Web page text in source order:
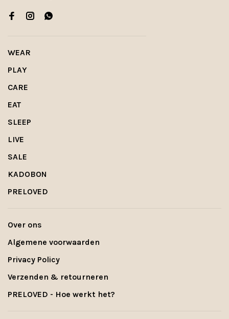
WEAR
PLAY
CARE
EAT
SLEEP
LIVE
SALE
KADOBON
PRELOVED
Over ons
Algemene voorwaarden
Privacy Policy
Verzenden & retourneren
PRELOVED - Hoe werkt het?